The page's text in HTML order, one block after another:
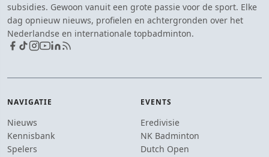
subsidies. Gewoon vanuit een grote passie voor de sport. Elke
dag opnieuw nieuws, profielen en achtergronden over het
Nederlandse en internationale topbadminton.
NAVIGATIE
Nieuws
Kennisbank
Spelers
EVENTS
Eredivisie
NK Badminton
Dutch Open